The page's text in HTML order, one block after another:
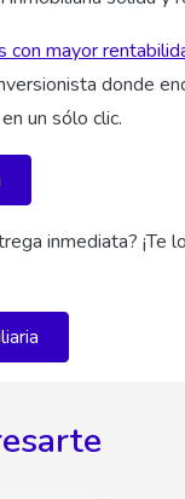
con mayor
donde
un sólo clic.
inmediata? ¡Te